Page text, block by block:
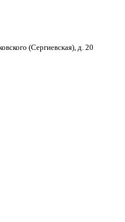
(Сергиевская), д. 20